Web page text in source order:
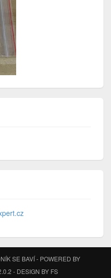
SE BAVÍ- POWERED BY
- DESIGN BY FS